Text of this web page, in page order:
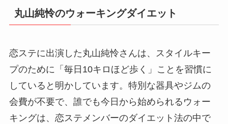
丸山純怜のウォーキングダイエット
恋ステに出演した丸山純怜さんは、スタイルキー
プのために「毎日10キロほど歩く」ことを習慣に
していると明かしています。特別な器具やジムの
会費が不要で、誰でも今日から始められるウォー
キングは、恋ステメンバーのダイエット法の中で